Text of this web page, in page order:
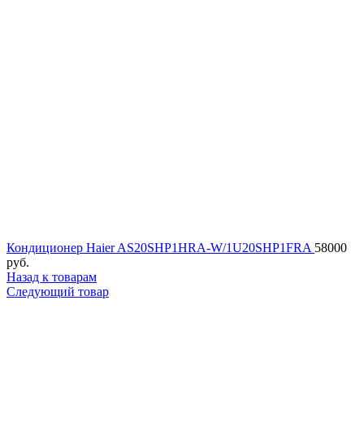
Кондиционер Haier AS20SHP1HRA-W/1U20SHP1FRA 58000
руб.
Назад к товарам
Следующий товар